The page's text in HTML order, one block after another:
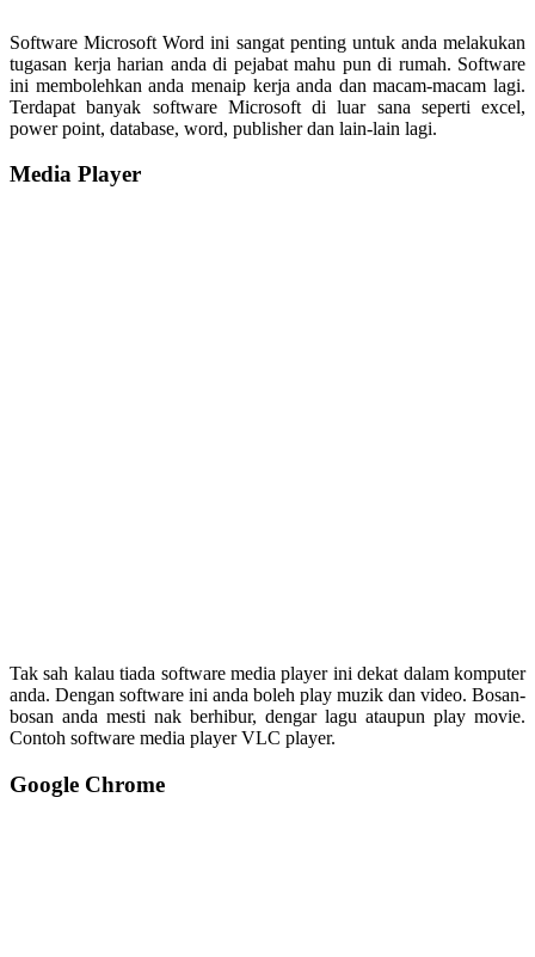
Software Microsoft Word ini sangat penting untuk anda melakukan
tugasan kerja harian anda di pejabat mahu pun di rumah. Software
ini membolehkan anda menaip kerja anda dan macam-macam lagi.
Terdapat banyak software Microsoft di luar sana seperti excel,
power point, database, word, publisher dan lain-lain lagi.
Media Player
Tak sah kalau tiada software media player ini dekat dalam komputer
anda. Dengan software ini anda boleh play muzik dan video. Bosan-
bosan anda mesti nak berhibur, dengar lagu ataupun play movie.
Contoh software media player VLC player.
Google Chrome